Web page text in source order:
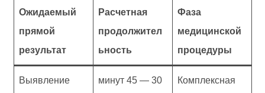
Фаза
медицинской
процедуры
Расчетная
продолжител
ьность
Ожидаемый
прямой
результат
Комплексная
30 — 45 минут
Выявление